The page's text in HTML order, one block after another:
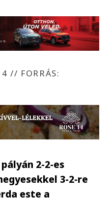
// FORRÁS:
2-2-es
3-2-re
este a